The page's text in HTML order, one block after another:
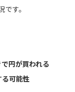
です。
円が買われる
可能性